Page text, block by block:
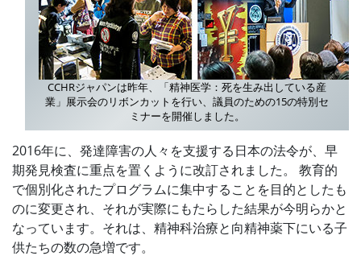
CCHRジャパンは昨年、「精神医学：死を生み出している産
業」展示会のリボンカットを行い、議員のための15の特別セ
ミナーを開催しました。
2016年に、発達障害の人々を支援する日本の法令が、早
期発見検査に重点を置くように改訂されました。 教育的
で個別化されたプログラムに集中することを目的としたも
のに変更され、それが実際にもたらした結果が今明らかと
なっています。それは、精神科治療と向精神薬下にいる子
供たちの数の急増です。